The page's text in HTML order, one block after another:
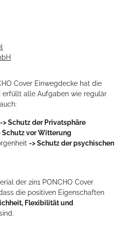
Cover Einwegdecke hat die
erfüllt alle Aufgaben wie regulär
-> Schutz der Privatsphäre
Schutz vor Witterung
-> Schutz der psychischen
der 2in1 PONCHO Cover
die positiven Eigenschaften
Flexibilität und